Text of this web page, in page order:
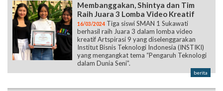
Membanggakan, Shintya dan Tim
Raih Juara 3 Lomba Video Kreatif
16/03/2024 Tiga siswi SMAN 1 Sukawati
berhasil raih Juara 3 dalam lomba video
kreatif Artspirasi 9 yang diselenggarakan
Institut Bisnis Teknologi Indonesia (INSTIKI)
yang mengangkat tema “Pengaruh Teknologi
dalam Dunia Seni”.
berita